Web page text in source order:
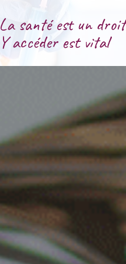
La santé est un droit
Y accéder est vital